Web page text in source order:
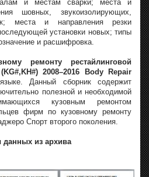
и местам сварки; места и
шовных, звукоизолирующих,
места и направления резки
установки новых; типы
и расшифровка.
ремонту рестайлинговой
2008–2016 Body Repair
Данный сборник содержит
полезной и необходимой
кузовным ремонтом
фирм по кузовному ремонту
Спорт второго поколения.
из архива